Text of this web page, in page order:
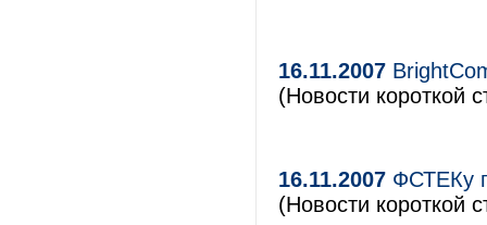
16.11.2007
(Новости короткой
16.11.2007 ФСТЕКу
(Новости короткой